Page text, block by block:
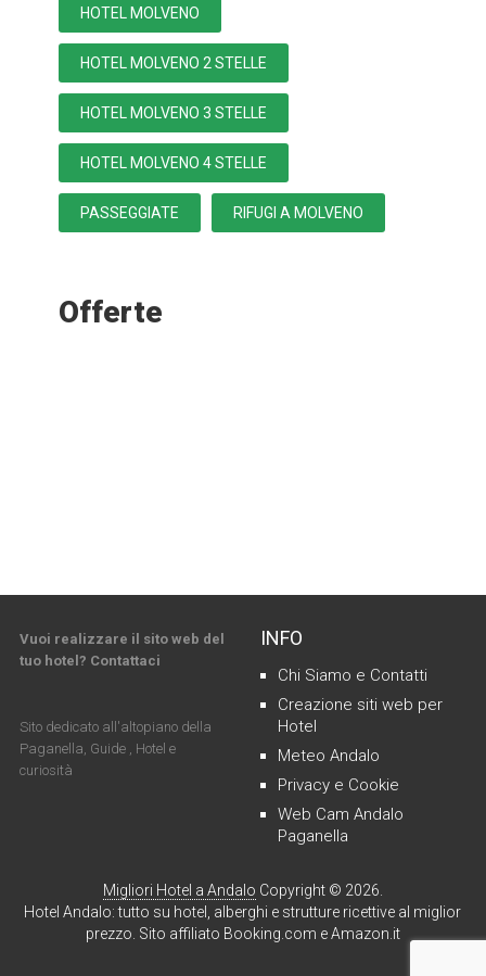
HOTEL MOLVENO
HOTEL MOLVENO 2 STELLE
HOTEL MOLVENO 3 STELLE
HOTEL MOLVENO 4 STELLE
PASSEGGIATE RIFUGI A MOLVENO
Offerte
Vuoi realizzare il sito web del
tuo hotel? Contattaci
Sito dedicato all'altopiano della
Paganella, Guide , Hotel e
curiosità
INFO
Chi Siamo e Contatti
Creazione siti web per
Hotel
Meteo Andalo
Privacy e Cookie
Web Cam Andalo
Paganella
Migliori Hotel a Andalo Copyright © 2026.
Hotel Andalo: tutto su hotel, alberghi e strutture ricettive al miglior
prezzo. Sito affiliato Booking.com e Amazon.it